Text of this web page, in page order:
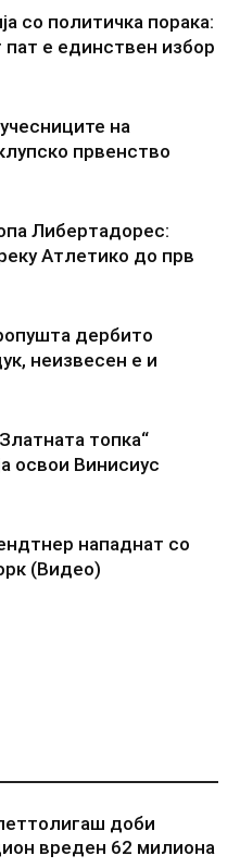
со политичка порака:
пат е единствен избор
на
првенство
Либертадорес:
Атлетико до прв
дербито
неизвесен е и
топка“
освои Винисиус
нападнат со
(Видео)
доби
вреден 62 милиона